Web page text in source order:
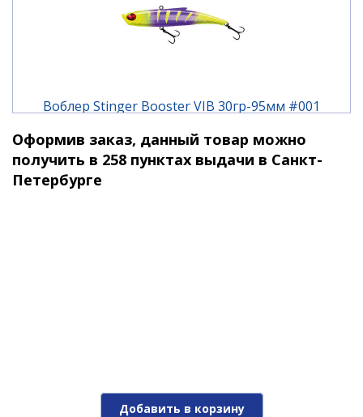
Воблер Stinger Booster VIB 30гр-95мм #001
550 ₽
Оформив заказ, данный товар можно
получить в 258 пунктах выдачи в Санкт-
Петербурге
Добавить в корзину